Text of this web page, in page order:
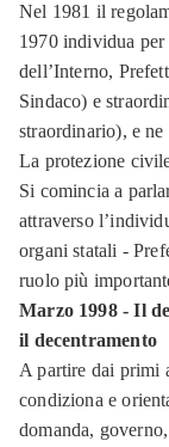
Nel 1981 il
1970 individua
dell’Interno,
Sindaco) e
straordinario), e
La protezione
Si comincia a
attraverso
organi statali -
ruolo più
Marzo 1998 - Il
il decentramento
A partire dai primi
condiziona e
domanda,